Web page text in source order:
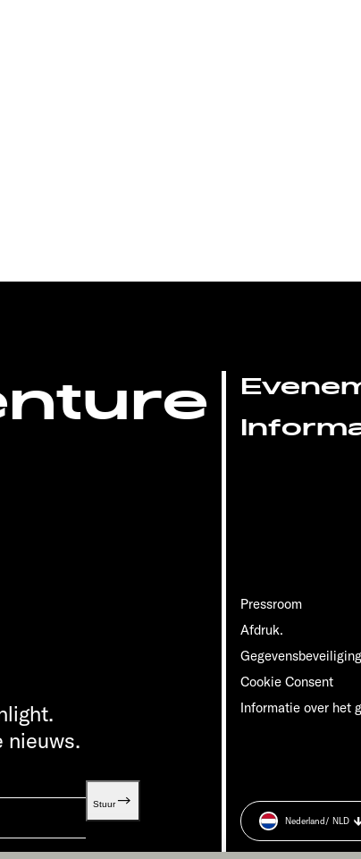
Pressroom
Afdruk.
Cookie Consent
Informatie over het
nieuws.
Stuur
Nederland/ NLD